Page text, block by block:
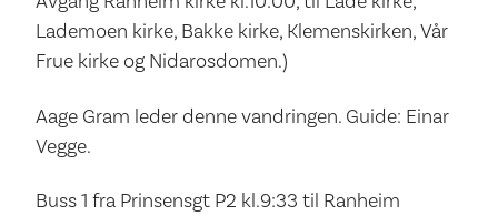
Lademoen kirke, Bakke kirke, Klemenskirken, Vår
Frue kirke og Nidarosdomen.)
Aage Gram leder denne vandringen. Guide: Einar
Vegge.
Buss 1 fra Prinsensgt P2 kl.9:33 til Ranheim